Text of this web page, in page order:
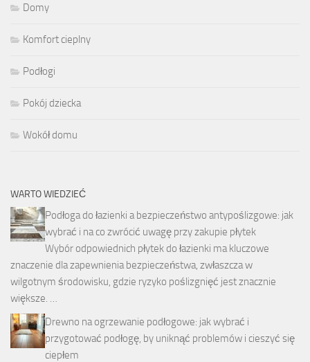
Domy
Komfort cieplny
Podłogi
Pokój dziecka
Wokół domu
WARTO WIEDZIEĆ
Podłoga do łazienki a bezpieczeństwo antypoślizgowe: jak
wybrać i na co zwrócić uwagę przy zakupie płytek
Wybór odpowiednich płytek do łazienki ma kluczowe
znaczenie dla zapewnienia bezpieczeństwa, zwłaszcza w
wilgotnym środowisku, gdzie ryzyko poślizgnięć jest znacznie
większe. …
Drewno na ogrzewanie podłogowe: jak wybrać i
przygotować podłogę, by uniknąć problemów i cieszyć się
ciepłem